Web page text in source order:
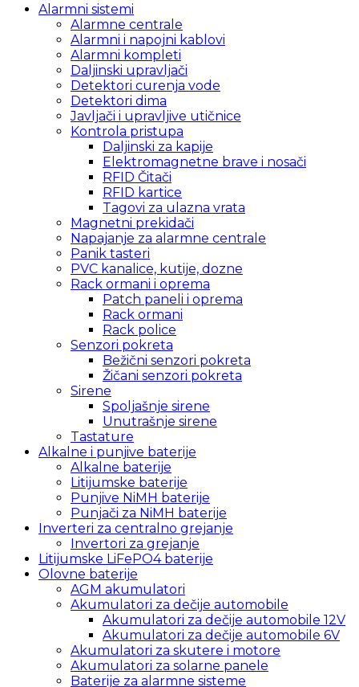
Alarmni sistemi
Alarmne centrale
Alarmni i napojni kablovi
Alarmni kompleti
Daljinski upravljači
Detektori curenja vode
Detektori dima
Javljači i upravljive utičnice
Kontrola pristupa
Daljinski za kapije
Elektromagnetne brave i nosači
RFID Čitači
RFID kartice
Tagovi za ulazna vrata
Magnetni prekidači
Napajanje za alarmne centrale
Panik tasteri
PVC kanalice, kutije, dozne
Rack ormani i oprema
Patch paneli i oprema
Rack ormani
Rack police
Senzori pokreta
Bežični senzori pokreta
Žičani senzori pokreta
Sirene
Spoljašnje sirene
Unutrašnje sirene
Tastature
Alkalne i punjive baterije
Alkalne baterije
Litijumske baterije
Punjive NiMH baterije
Punjači za NiMH baterije
Inverteri za centralno grejanje
Invertori za grejanje
Litijumske LiFePO4 baterije
Olovne baterije
AGM akumulatori
Akumulatori za dečije automobile
Akumulatori za dečije automobile 12V
Akumulatori za dečije automobile 6V
Akumulatori za skutere i motore
Akumulatori za solarne panele
Baterije za alarmne sisteme